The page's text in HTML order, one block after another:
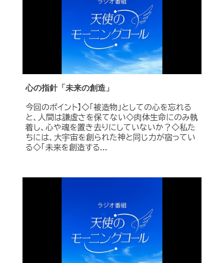
心の指針「未来の創造」
今回のポイント】◇「被造物」としての心を忘れる
と、人間は謙虚さを保てない◇肉体生命にのみ執
着し、心や魂を置き去りにしていないか？◇私た
ちには、大宇宙を創られた神と同じ力が宿ってい
る◇「未来を創造する...